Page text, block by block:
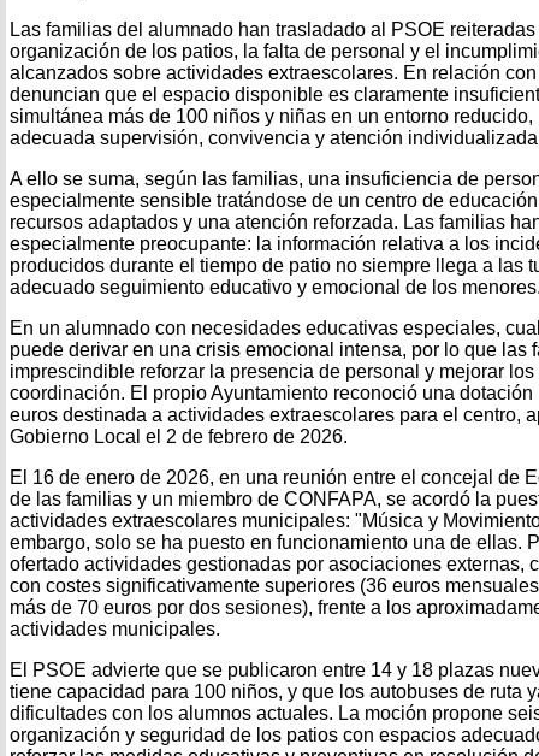
Las familias del alumnado han trasladado al PSOE
organización de los patios, la falta de personal y el
alcanzados sobre actividades extraescolares. En relación
denuncian que el espacio disponible es claramente
simultánea más de 100 niños y niñas en un entorno
adecuada supervisión, convivencia y atención
A ello se suma, según las familias, una insuficiencia de
especialmente sensible tratándose de un centro de
recursos adaptados y una atención reforzada. Las familias
especialmente preocupante: la información relativa a los
producidos durante el tiempo de patio no siempre llega a las
adecuado seguimiento educativo y emocional de los
En un alumnado con necesidades educativas especiales,
puede derivar en una crisis emocional intensa, por lo que las
imprescindible reforzar la presencia de personal y mejorar
coordinación. El propio Ayuntamiento reconoció una
euros destinada a actividades extraescolares para el centro,
Gobierno Local el 2 de febrero de 2026.
El 16 de enero de 2026, en una reunión entre el concejal de
de las familias y un miembro de CONFAPA, se acordó la
actividades extraescolares municipales: "Música y
embargo, solo se ha puesto en funcionamiento una de ellas.
ofertado actividades gestionadas por asociaciones externas,
con costes significativamente superiores (36 euros
más de 70 euros por dos sesiones), frente a los
actividades municipales.
El PSOE advierte que se publicaron entre 14 y 18 plazas
tiene capacidad para 100 niños, y que los autobuses de ruta
dificultades con los alumnos actuales. La moción propone
organización y seguridad de los patios con espacios